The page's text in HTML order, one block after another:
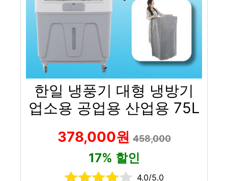
한일 냉풍기 대형 냉방기
업소용 공업용 산업용 75L
378,000원458,000
17% 할인
4.0/5.0